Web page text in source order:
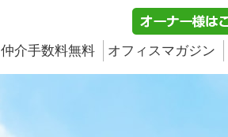
仲介手数料無料 オフィスマガジン